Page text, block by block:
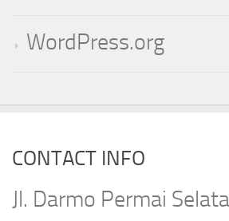
WordPress.org
CONTACT INFO
Jl. Darmo Permai